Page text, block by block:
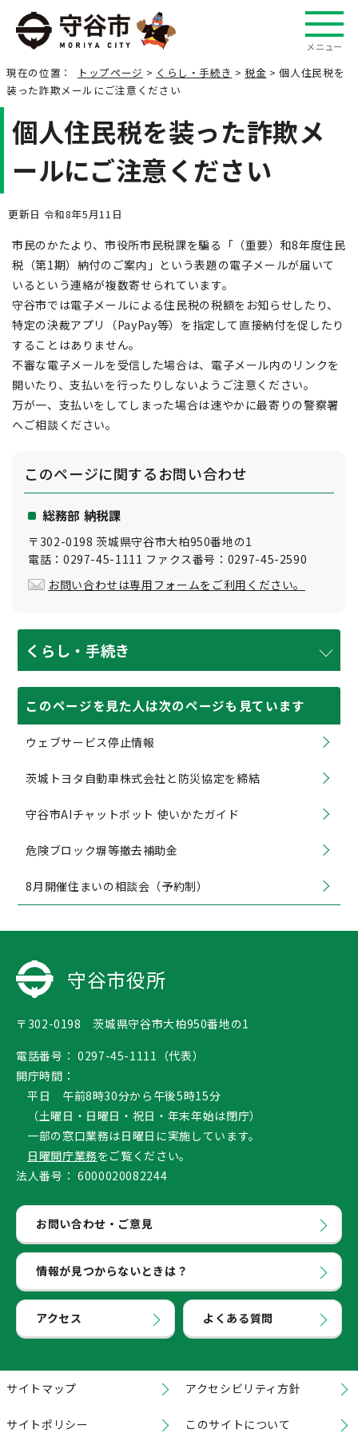
メニュー
現在の位置： トップページ > くらし・手続き >税金 > 個人住民税を
装った詐欺メールにご注意ください
個人住民税を装った詐欺メ
ールにご注意ください
更新日 令和8年5月11日
市民のかたより、市役所市民税課を騙る「（重要）和8年度住民
税（第1期）納付のご案内」という表題の電子メールが届いて
いるという連絡が複数寄せられています。
守谷市では電子メールによる住民税の税額をお知らせしたり、
特定の決裁アプリ（PayPay等）を指定して直接納付を促したり
することはありません。
不審な電子メールを受信した場合は、電子メール内のリンクを
開いたり、支払いを行ったりしないようご注意ください。
万が一、支払いをしてしまった場合は速やかに最寄りの警察署
へご相談ください。
このページに関するお問い合わせ
総務部 納税課
〒302-0198 茨城県守谷市大柏950番地の1
電話：0297-45-1111 ファクス番号：0297-45-2590
お問い合わせは専用フォームをご利用ください。
くらし・手続き
このページを見た人は次のページも見ています
ウェブサービス停止情報
茨城トヨタ自動車株式会社と防災協定を締結
守谷市AIチャットボット 使いかたガイド
危険ブロック塀等撤去補助金
8月開催住まいの相談会（予約制）
守谷市役所
〒302-0198 茨城県守谷市大柏950番地の1
電話番号： 0297-45-1111（代表）
開庁時間：
平日 午前8時30分から午後5時15分
（土曜日・日曜日・祝日・年末年始は閉庁）
一部の窓口業務は日曜日に実施しています。
日曜開庁業務をご覧ください。
法人番号： 6000020082244
お問い合わせ・ご意見
情報が見つからないときは？
アクセス よくある質問
サイトマップ アクセシビリティ方針
サイトポリシー このサイトについて